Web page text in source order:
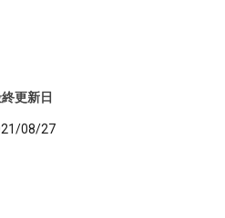
更新日
08/27